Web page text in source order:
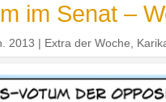
im Senat –
2013 Extra der Woche,